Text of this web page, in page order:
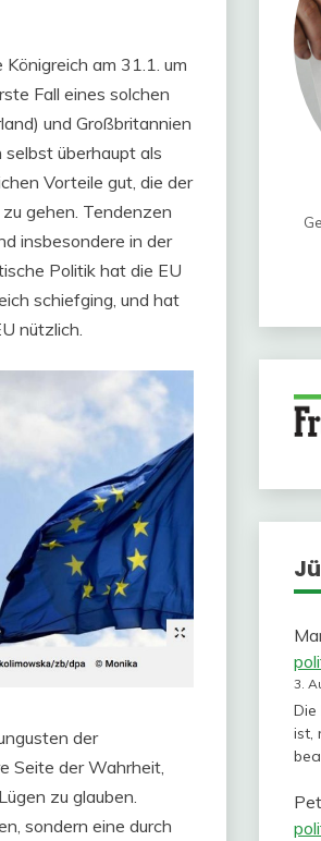
am 31.1. um
Fall eines solchen
und Großbritannien
selbst überhaupt als
Vorteile gut, die der
gehen. Tendenzen
insbesondere in der
Politik hat die EU
schiefging, und hat
nützlich.
der
Seite der Wahrheit,
zu glauben.
sondern eine durch
3.
ist,